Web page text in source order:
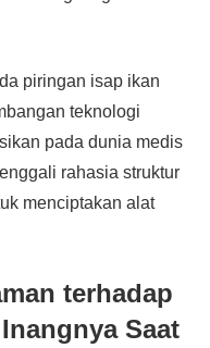
piringan isap ikan
teknologi
pada dunia medis
rahasia struktur
menciptakan alat
terhadap
Saat